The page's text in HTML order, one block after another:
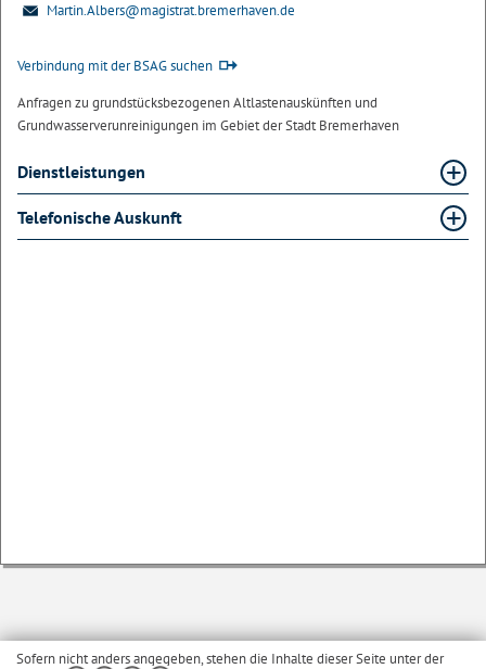
Martin.Albers@magistrat.bremerhaven.de
Verbindung mit der BSAG suchen
Anfragen zu grundstücksbezogenen Altlastenauskünften und
Grundwasserverunreinigungen im Gebiet der Stadt Bremerhaven
Dienstleistungen
Telefonische Auskunft
Sofern nicht anders angegeben, stehen die Inhalte dieser Seite unter der